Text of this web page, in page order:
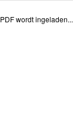
PDF wordt ingeladen...